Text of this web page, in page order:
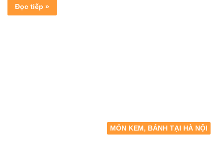
Đọc tiếp »
MÓN KEM, BÁNH TẠI HÀ NỘI